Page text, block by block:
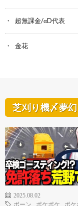
超無課金/αD代表
金花
芝刈り機〆夢幻
2025.08.02
ボーン
ポケポケ ポケ